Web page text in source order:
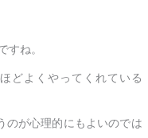
すね。
どよくやってくれている
のが心理的にもよいのでは